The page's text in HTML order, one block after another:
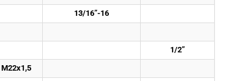
13/16”-16
1/2”
M22x1,5